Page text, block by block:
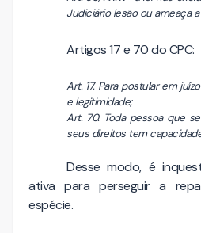
Judiciário lesão ou ameaça
Artigos 17 e 70 do CPC:
Art. 17. Para postular em
e legitimidade;
Art. 70. Toda pessoa que
seus direitos tem
Desse modo, é
ativa para perseguir a
espécie.